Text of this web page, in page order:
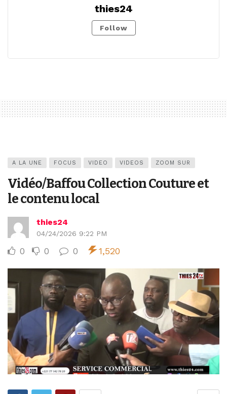
thies24
Follow
A LA UNE FOCUS VIDEO VIDEOS ZOOM SUR
Vidéo/Baffou Collection Couture et
le contenu local
thies24
04/24/2026 9:22 PM
0 0 0 1,520